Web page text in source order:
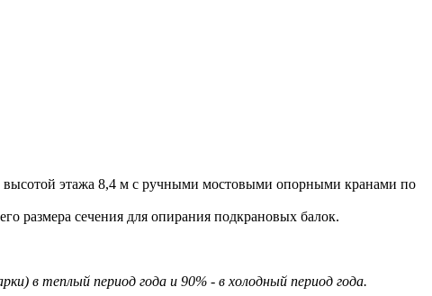
этажа 8,4 м с ручными мостовыми опорными кранами по
размера сечения для опирания подкрановых балок.
в теплый период года и 90% - в холодный период года.